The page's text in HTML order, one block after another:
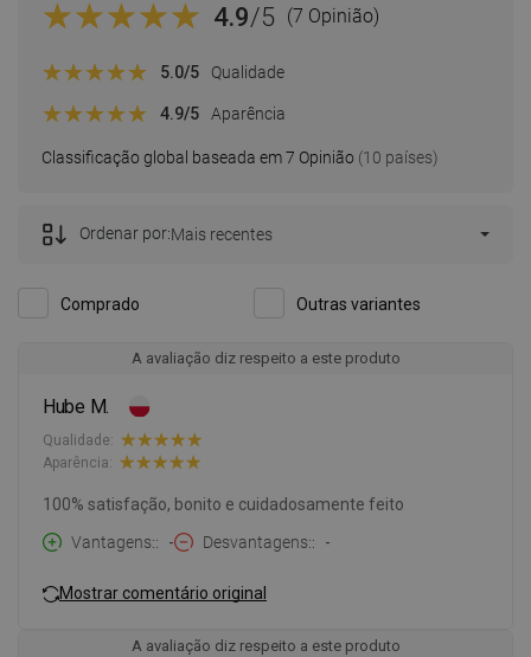
4.9/5 (7 Opinião)
Classificação global baseada em 7 Opinião (10 países)
5.0/5 Qualidade
4.9/5 Aparência
Comprado Outras variantes
Ordenar por:Mais recentes
A avaliação diz respeito a este produto
Hube M.
Qualidade:
Aparência:
100% satisfação, bonito e cuidadosamente feito
Vantagens:
- Desvantagens: -
Mostrar comentário original
A avaliação diz respeito a este produto